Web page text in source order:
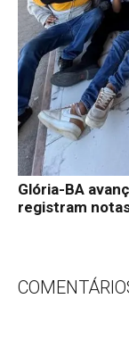
Glória-BA
registram